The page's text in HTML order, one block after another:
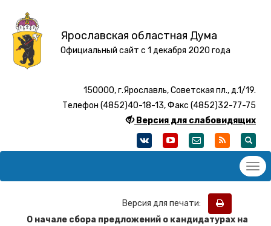
Ярославская областная Дума
Официальный сайт с 1 декабря 2020 года
150000, г.Ярославль, Советская пл., д.1/19.
Телефон (4852)40-18-13, Факс (4852)32-77-75
Версия для слабовидящих
Версия для печати:
О начале сбора предложений о кандидатурах на